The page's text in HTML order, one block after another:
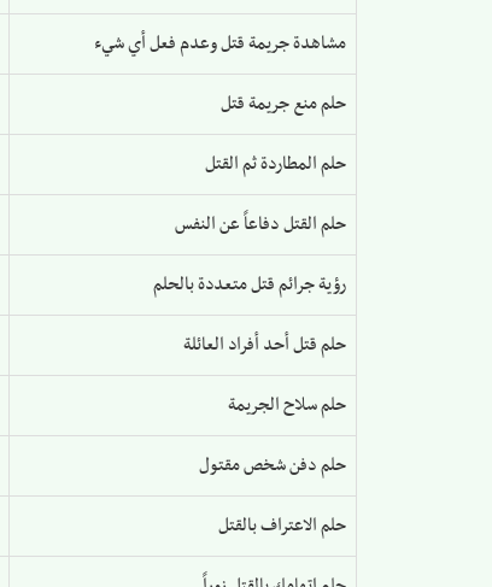
مشاهدة جريمة قتل وعدم فعل أي شيء
حلم منع جريمة قتل
حلم المطاردة ثم القتل
حلم القتل دفاعاً عن النفس
رؤية جرائم قتل متعددة بالحلم
حلم قتل أحد أفراد العائلة
حلم سلاح الجريمة
حلم دفن شخص مقتول
حلم الاعتراف بالقتل